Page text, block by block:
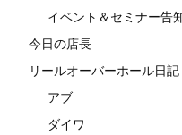
イベント＆セミナー告
今日の店長
リールオーバーホール日記
アブ
ダイワ